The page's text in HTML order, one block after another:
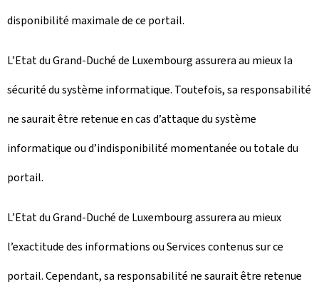
disponibilité maximale de ce portail.
L’Etat du Grand-Duché de Luxembourg assurera au mieux la
sécurité du système informatique. Toutefois, sa responsabilité
ne saurait être retenue en cas d’attaque du système
informatique ou d’indisponibilité momentanée ou totale du
portail.
L’Etat du Grand-Duché de Luxembourg assurera au mieux
l’exactitude des informations ou Services contenus sur ce
portail. Cependant, sa responsabilité ne saurait être retenue